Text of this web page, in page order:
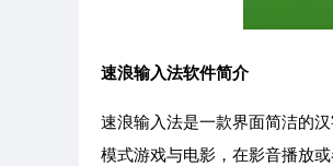
速浪输入法软件简介
速浪输入法是一款界面简洁的
模式游戏与电影，在影音播放